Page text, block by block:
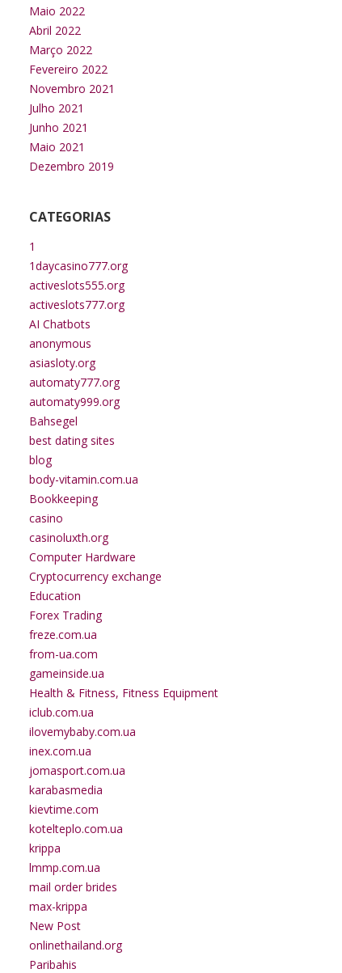
Maio 2022
Abril 2022
Março 2022
Fevereiro 2022
Novembro 2021
Julho 2021
Junho 2021
Maio 2021
Dezembro 2019
CATEGORIAS
1
1daycasino777.org
activeslots555.org
activeslots777.org
AI Chatbots
anonymous
asiasloty.org
automaty777.org
automaty999.org
Bahsegel
best dating sites
blog
body-vitamin.com.ua
Bookkeeping
casino
casinoluxth.org
Computer Hardware
Cryptocurrency exchange
Education
Forex Trading
freze.com.ua
from-ua.com
gameinside.ua
Health & Fitness, Fitness Equipment
iclub.com.ua
ilovemybaby.com.ua
inex.com.ua
jomasport.com.ua
karabasmedia
kievtime.com
kotelteplo.com.ua
krippa
lmmp.com.ua
mail order brides
max-krippa
New Post
onlinethailand.org
Paribahis